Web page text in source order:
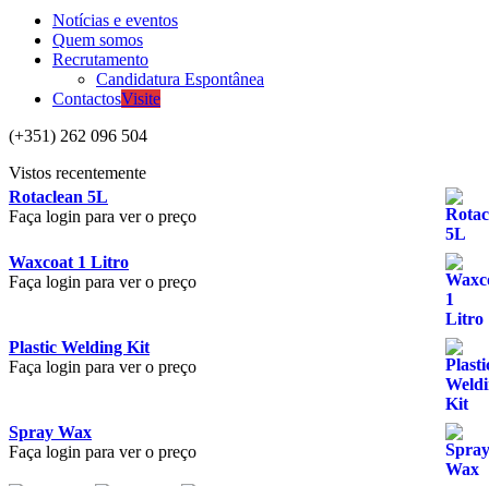
Notícias e eventos
Quem somos
Recrutamento
Candidatura Espontânea
ContactosVisite
(+351) 262 096 504
Vistos recentemente
Rotaclean 5L
Faça login para ver o preço
Waxcoat 1 Litro
Faça login para ver o preço
Plastic Welding Kit
Faça login para ver o preço
Spray Wax
Faça login para ver o preço